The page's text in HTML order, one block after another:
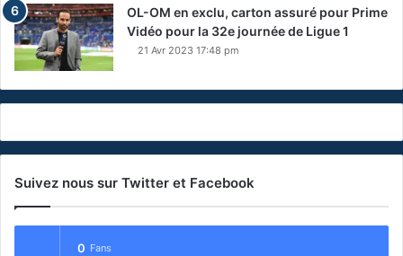
OL-OM en exclu, carton assuré pour Prime
Vidéo pour la 32e journée de Ligue 1
21 Avr 2023 17:48 pm
Suivez nous sur Twitter et Facebook
0 Fans